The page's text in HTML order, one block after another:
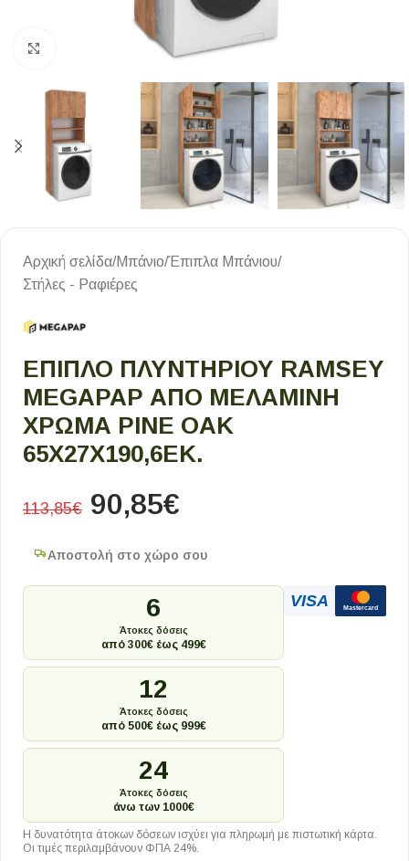
Κλικ για μεγέθυνση
Αρχική σελίδα/Μπάνιο/Έπιπλα Μπάνιου/
Στήλες - Ραφιέρες
ΈΠΙΠΛΟ ΠΛΥΝΤΗΡΊΟΥ RAMSEY
MEGAPAP ΑΠΌ ΜΕΛΑΜΊΝΗ
ΧΡΏΜΑ PINE OAK
65X27X190,6ΕΚ.
113,85€ 90,85€
Αποστολή στο χώρο σου
6
Άτοκες δόσεις
από 300€ έως 499€
12
Άτοκες δόσεις
από 500€ έως 999€
24
Άτοκες δόσεις
άνω των 1000€
VISA Mastercard
Η δυνατότητα άτοκων δόσεων ισχύει για πληρωμή με πιστωτική κάρτα.
Οι τιμές περιλαμβάνουν ΦΠΑ 24%.